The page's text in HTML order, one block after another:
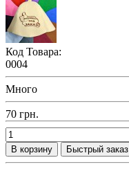
Код Товара:
0004
Много
70 грн.
В корзину Быстрый заказ